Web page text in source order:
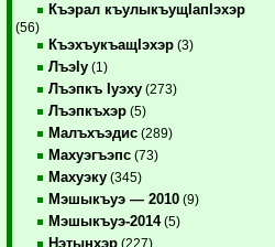
Къэрал къулыкъущIапIэхэр
(56)
КъэхъукъащIэхэр (3)
ЛъэIу (1)
Лъэпкъ Iуэху (273)
Лъэпкъхэр (5)
Малъхъэдис (289)
Махуэгъэпс (73)
Махуэку (345)
Мэшыкъуэ — 2010 (9)
Мэшыкъуэ-2014(5)
Нэтынхэр (227)